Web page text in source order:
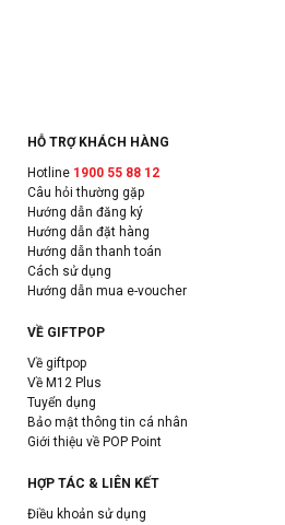
HỖ TRỢ KHÁCH HÀNG
Hotline 1900 55 88 12
Câu hỏi thường gặp
Hướng dẫn đăng ký
Hướng dẫn đặt hàng
Hướng dẫn thanh toán
Cách sử dụng
Hướng dẫn mua e-voucher
VỀ GIFTPOP
Về giftpop
Về M12 Plus
Tuyển dụng
Bảo mật thông tin cá nhân
Giới thiệu về POP Point
HỢP TÁC & LIÊN KẾT
Điều khoản sử dụng